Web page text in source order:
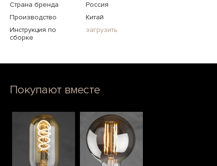
Страна бренда
Россия
Производство
Китай
Инструкция по
сборке
загрузить
Покупают вместе